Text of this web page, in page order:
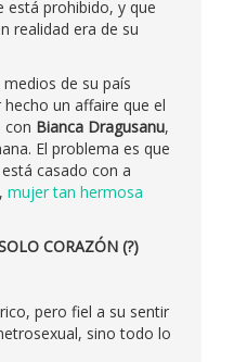
está prohibido, y que
realidad era de su
de su país
un affaire que el
con Bianca Dragusanu,
El problema es que
casado con a
, mujer tan hermosa
CORAZÓN (?)
pero fiel a su sentir
sino todo lo